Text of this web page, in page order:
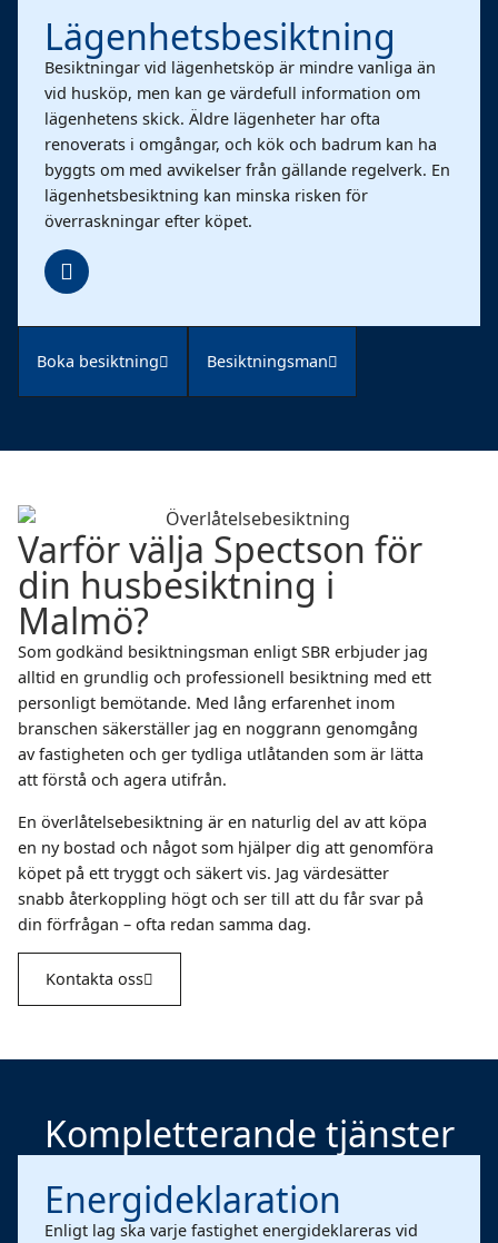
Lägenhetsbesiktning
Besiktningar vid lägenhetsköp är mindre vanliga än
vid husköp, men kan ge värdefull information om
lägenhetens skick. Äldre lägenheter har ofta
renoverats i omgångar, och kök och badrum kan ha
byggts om med avvikelser från gällande regelverk. En
lägenhetsbesiktning kan minska risken för
överraskningar efter köpet.
Boka besiktning Besiktningsman
Varför välja Spectson för
din husbesiktning i
Malmö?
Som godkänd besiktningsman enligt SBR erbjuder jag
alltid en grundlig och professionell besiktning med ett
personligt bemötande. Med lång erfarenhet inom
branschen säkerställer jag en noggrann genomgång
av fastigheten och ger tydliga utlåtanden som är lätta
att förstå och agera utifrån.
En överlåtelsebesiktning är en naturlig del av att köpa
en ny bostad och något som hjälper dig att genomföra
köpet på ett tryggt och säkert vis. Jag värdesätter
snabb återkoppling högt och ser till att du får svar på
din förfrågan – ofta redan samma dag.
Kontakta oss
Kompletterande tjänster
Energideklaration
Enligt lag ska varje fastighet energideklareras vid